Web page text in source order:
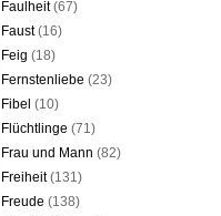
Faulheit(67)
Faust(16)
Feig (18)
Fernstenliebe (23)
Fibel (10)
Flüchtlinge (71)
Frau und Mann (82)
Freiheit(131)
Freude (138)